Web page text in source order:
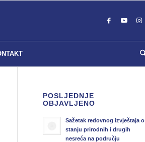
POSLJEDNJE
OBJAVLJENO
Sažetak redovnog izvještaja o
stanju prirodnih i drugih
nesreća na području